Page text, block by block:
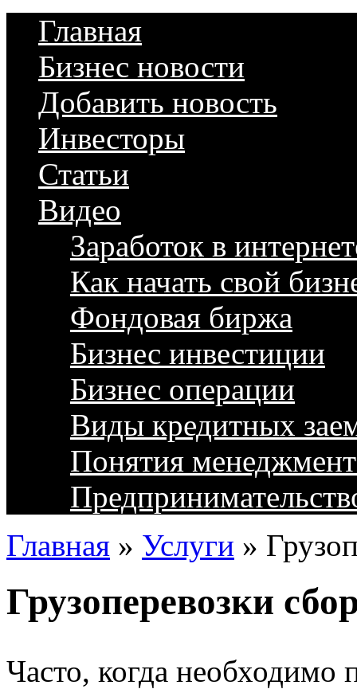
Главная
Бизнес новости
Добавить новость
Инвесторы
Статьи
Видео
Заработок в
Как начать свой
Фондовая биржа
Бизнес инвестиции
Бизнес операции
Виды кредитных
Понятия
Главная » Услуги »
Грузоперевозки
Часто, когда необходимо